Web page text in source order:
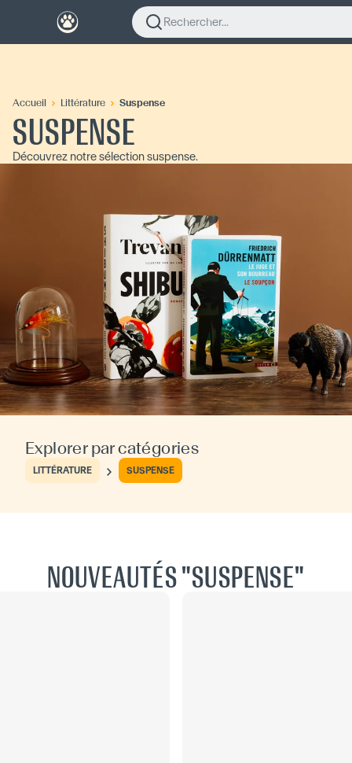
Rechercher...
Accueil Littérature Suspense
SUSPENSE
Découvrez notre sélection suspense.
Explorer par catégories
LITTÉRATURE SUSPENSE
NOUVEAUTÉS "SUSPENSE"